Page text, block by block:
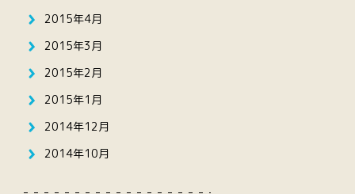
2015年4月
2015年3月
2015年2月
2015年1月
2014年12月
2014年10月